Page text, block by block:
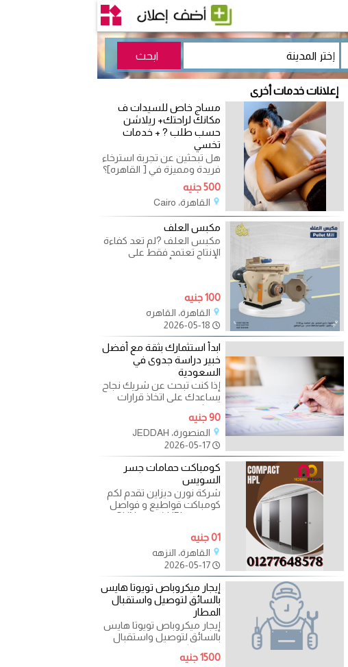
إعلانات خدمات أخرى
مساج خاص للسيدات ف
مكانك لراحتك+ ريلاشن
حسب طلب ? + خدمات
تخسي
هل تبحثين عن تجربة استرخاء
فريدة ومميزة في [ القاهره]؟
نقدم لكِ خدمات مساج
حصرية للسيدات فقط، تجمع
500 جنيه
القاهرة، Cairo
2026-05-18
مكبس العلف
مكبس العلف ?لم تعد كفاءة
الإنتاج تعتمد فقط على
100 جنيه
القاهرة، القاهره
2026-05-18
ابدأ استثمارك بثقة مع أفضل
خبير دراسة جدوى في
السعودية
إذا كنت تبحث عن شريك نجاح
يساعدك على اتخاذ قرارات
استثمارية مدروسة، فإن
الاستعانة بـ أفضل خبير
90 جنيه
المنصورة، JEDDAH
2026-05-17
كومباكت حمامات جسر
السويس
شركة نورن ديزاين تقدم لكم
كومباكت قواطيع و فواصل
حمامات HPL (صينى SUN
( فرنسى POLY
01 جنيه
القاهرة، النزهه
2026-05-17
إيجار ميكروباص تويوتا هايس
بالسائق لتوصيل واستقبال
المطار
إيجار ميكروباص تويوتا هايس
بالسائق لتوصيل واستقبال
المطار بكل سهولة وبدون
تعقيد ✈️? تخطط للسفر
1500 جنيه